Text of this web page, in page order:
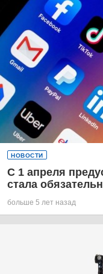
НОВОСТИ
С 1 апреля
стала
больше 5 лет назад